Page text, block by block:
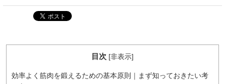
目次 [非表示]
効率よく筋肉を鍛えるための基本原則｜まず知っておきたい考